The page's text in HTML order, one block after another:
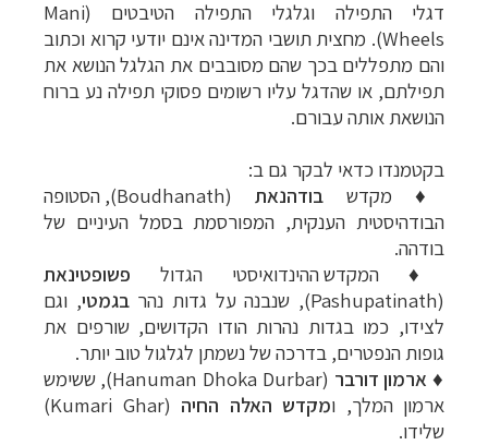
דגלי התפילה וגלגלי התפילה הטיבטים (Mani
Wheels). מחצית תושבי המדינהאינם יודעי קרוא וכתוב
והם מתפללים בכך שהם מסובבים את הגלגל הנושא את
תפילתם, או שהדגל עליו רשומים פסוקי תפילה נע ברוח
הנושאת אותה עבורם.
בקטמנדו כדאי לבקר גם ב:
♦ מקדש בודהנאת (
Boudhanath
), הסטופה
הבודהיסטית הענקית, המפורסמת בסמל העיניים של
בודהה.
♦ המקדש ההינדואיסטי הגדול פשופטינאת
(
Pashupatinath
), שנבנה על גדות נהרבגמטי, וגם
לצידו, כמו בגדות נהרותהודו הקדושים, שורפים את
גופות הנפטרים, בדרכה של נשמתן לגלגול טוב יותר.
♦ ארמון דורבר (
Hanuman Dhoka Durbar), ששימש
ארמון המלך, ומקדש האלה החיה (
Kumari Ghar
)
שלידו.